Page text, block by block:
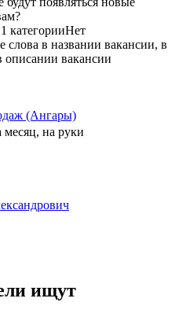
категорииНет
слова в названии вакансии, в
описании вакансии
(Ангары)
месяц, на руки
ищут